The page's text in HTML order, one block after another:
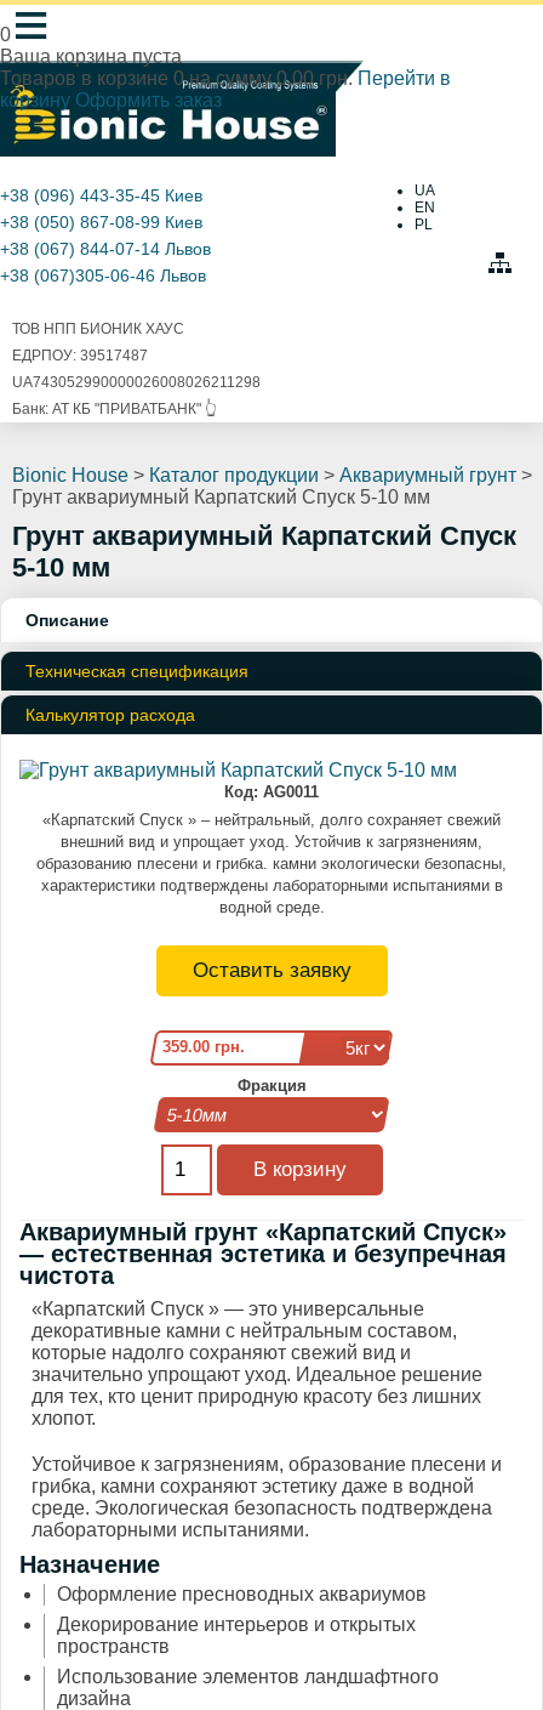
0
Ваша корзина пуста
Товаров в корзине 0на сумму0.00 грн. Перейти в
корзину Оформить заказ
≡
UA
EN
PL
+38 (096) 443-35-45 Киев
+38 (050) 867-08-99 Киев
+38 (067) 844-07-14 Львов
+38 (067)305-06-46 Львов
ТОВ НПП БИОНИК ХАУС
ЕДРПОУ: 39517487
UA743052990000026008026211298
Банк: АТ КБ "ПРИВАТБАНК" 👆
Bionic House > Каталог продукции > Аквариумный грунт >
Грунт аквариумный Карпатский Спуск 5-10 мм
Грунт аквариумный Карпатский Спуск
5-10 мм
Описание
Техническая спецификация
Калькулятор расхода
Код: AG0011
«Карпатский Спуск » – нейтральный, долго сохраняет свежий
внешний вид и упрощает уход. Устойчив к загрязнениям,
образованию плесени и грибка. камни экологически безопасны,
характеристики подтверждены лабораторными испытаниями в
водной среде.
Оставить заявку
359.00 грн.
Фракция
Аквариумный грунт «Карпатский Спуск»
— естественная эстетика и безупречная
чистота
«Карпатский Спуск » — это универсальные
декоративные камни с нейтральным составом,
которые надолго сохраняют свежий вид и
значительно упрощают уход. Идеальное решение
для тех, кто ценит природную красоту без лишних
хлопот.
Устойчивое к загрязнениям, образование плесени и
грибка, камни сохраняют эстетику даже в водной
среде. Экологическая безопасность подтверждена
лабораторными испытаниями.
Назначение
Оформление пресноводных аквариумов
Декорирование интерьеров и открытых
пространств
Использование элементов ландшафтного
дизайна